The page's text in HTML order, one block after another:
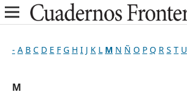
- A B C D E F G H I J K L M N Ñ O P Q R S T U
M